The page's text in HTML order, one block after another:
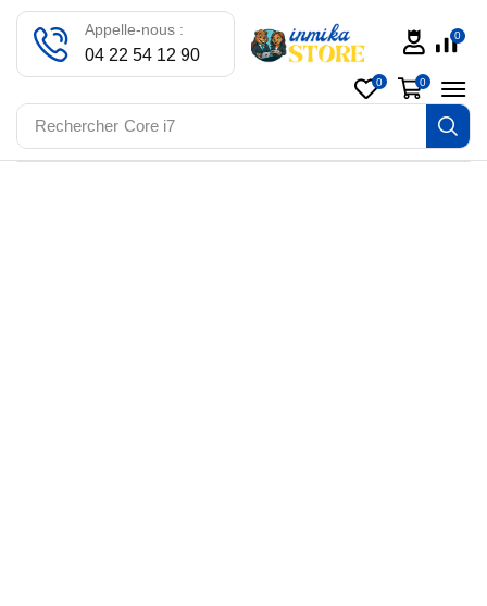
Rechercher Core i7
Appelle-nous :
04 22 54 12 90
0
0 0